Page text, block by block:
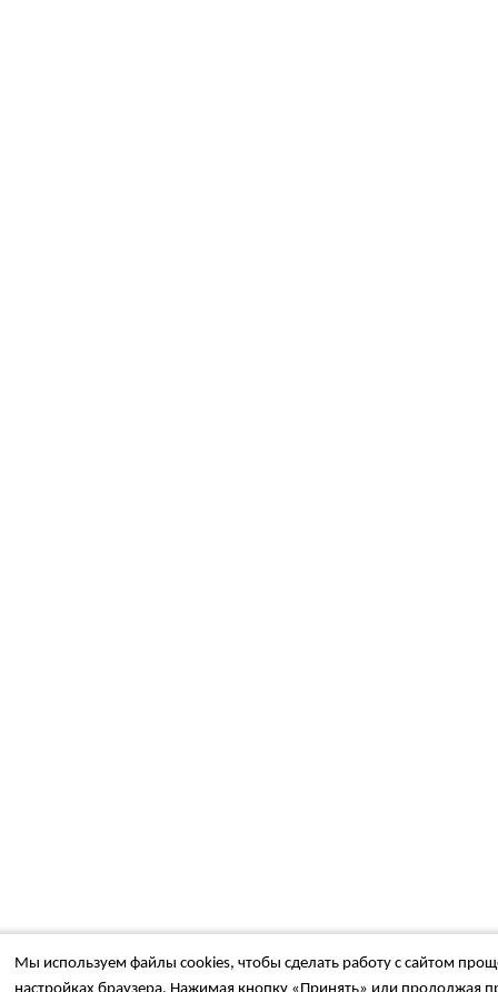
Мы используем файлы cookies, чтобы сделать работу с сайтом